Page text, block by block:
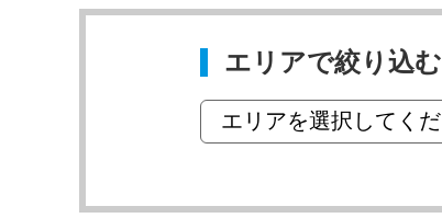
エリアで絞り込む